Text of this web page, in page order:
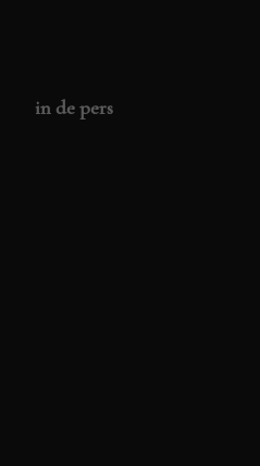
in de pers